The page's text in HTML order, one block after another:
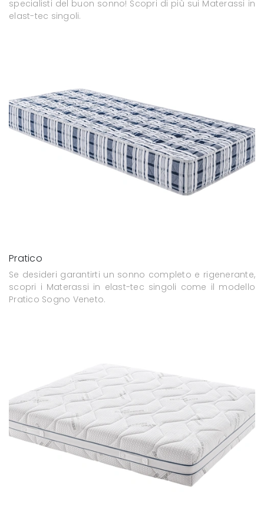
specialisti del buon sonno! Scopri di più sui Materassi in
elast-tec singoli.
Pratico
Se desideri garantirti un sonno completo e rigenerante,
scopri i Materassi in elast-tec singoli come il modello
Pratico Sogno Veneto.